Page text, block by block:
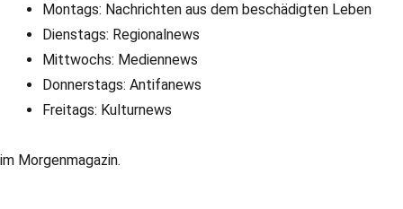
Montags: Nachrichten aus dem beschädigten Leben
Dienstags: Regionalnews
Mittwochs: Mediennews
Donnerstags: Antifanews
Freitags: Kulturnews
im Morgenmagazin.